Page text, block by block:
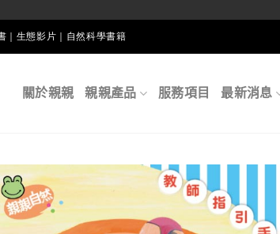
｜生態影片｜自然科學書籍
關於親親 親親產品 服務項目 最新消息